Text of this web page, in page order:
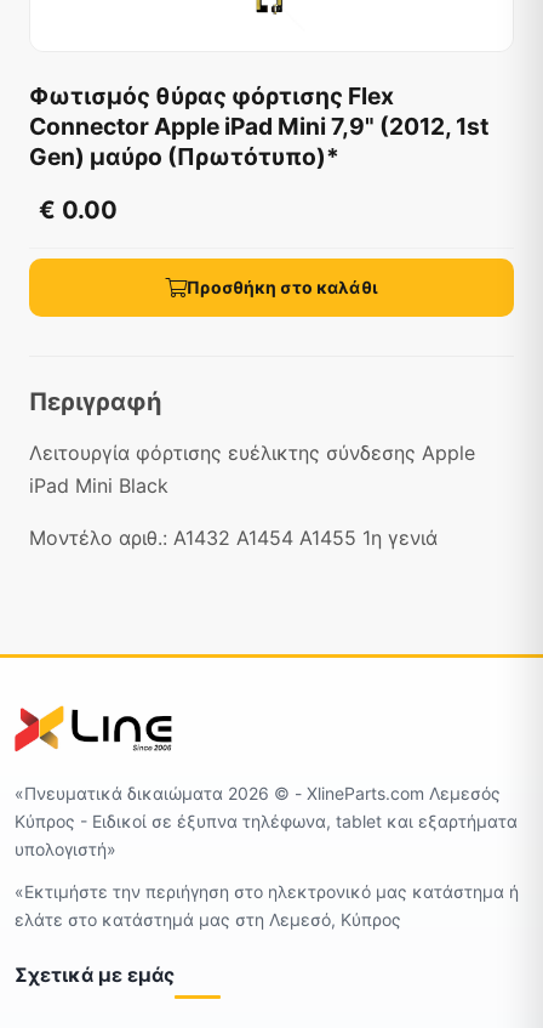
Φωτισμός θύρας φόρτισης Flex
Connector Apple iPad Mini 7,9" (2012, 1st
Gen) μαύρο (Πρωτότυπο)*
€ 0.00
Προσθήκη στο καλάθι
Περιγραφή
Λειτουργία φόρτισης ευέλικτης σύνδεσης Apple
iPad Mini Black
Μοντέλο αριθ.: A1432 A1454 A1455 1η γενιά
«Πνευματικά δικαιώματα 2026 ©️ - XlineParts.com Λεμεσός
Κύπρος - Ειδικοί σε έξυπνα τηλέφωνα, tablet και εξαρτήματα
υπολογιστή»
«Εκτιμήστε την περιήγηση στο ηλεκτρονικό μας κατάστημα ή
ελάτε στο κατάστημά μας στη Λεμεσό, Κύπρος
Σχετικά με εμάς